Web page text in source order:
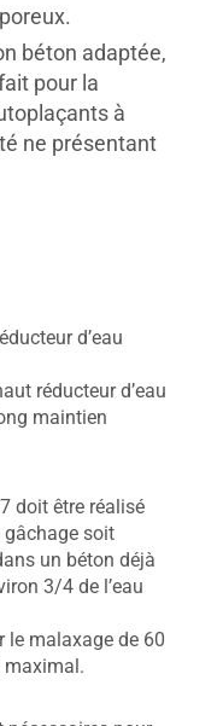
béton adaptée,
pour la
à
ne présentant
d’eau
réducteur d’eau
maintien
doit être réalisé
gâchage soit
un béton déjà
3/4 de l’eau
le malaxage de 60
maximal.